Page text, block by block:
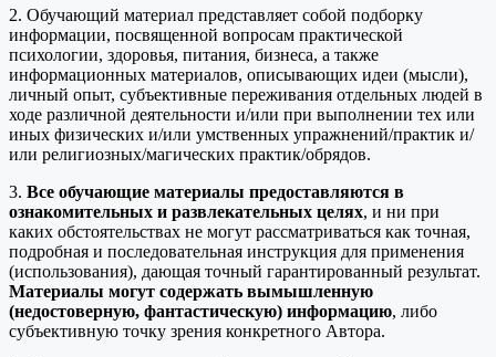
2. Обучающий материал представляет собой подборку
информации, посвященной вопросам практической
психологии, здоровья, питания, бизнеса, а также
информационных материалов, описывающих идеи (мысли),
личный опыт, субъективные переживания отдельных людей в
ходе различной деятельности и/или при выполнении тех или
иных физических и/или умственных упражнений/практик и/
или религиозных/магических практик/обрядов.
3. Все обучающие материалы предоставляются в
ознакомительных и развлекательных целях, и ни при
каких обстоятельствах не могут рассматриваться как точная,
подробная и последовательная инструкция для применения
(использования), дающая точный гарантированный результат.
Материалы могут содержать вымышленную
(недостоверную, фантастическую) информацию, либо
субъективную точку зрения конкретного Автора.